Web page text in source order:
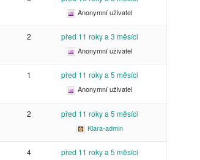
Anonymní uživatel
2 před 11 roky a 3 měsíci
Anonymní uživatel
1 před 11 roky a 5 měsíci
Anonymní uživatel
2 před 11 roky a 5 měsíci
Klara-admin
4 před 11 roky a 5 měsíci